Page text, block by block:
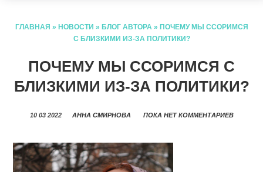
ГЛАВНАЯ » НОВОСТИ » БЛОГ АВТОРА» ПОЧЕМУ МЫ ССОРИМСЯ
С БЛИЗКИМИ ИЗ-ЗА ПОЛИТИКИ?
ПОЧЕМУ МЫ ССОРИМСЯ С
БЛИЗКИМИ ИЗ-ЗА ПОЛИТИКИ?
10 03 2022 АННА СМИРНОВА ПОКА НЕТ КОММЕНТАРИЕВ